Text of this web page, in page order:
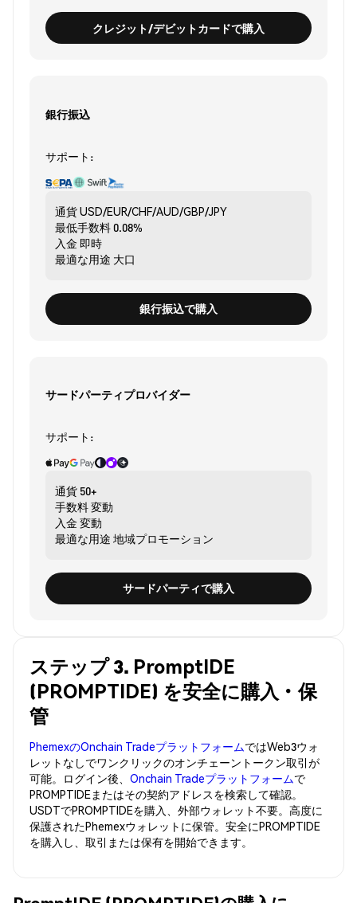
クレジット/デビットカードで購入
銀行振込
サポート:
通貨USD/EUR/CHF/AUD/GBP/JPY
最低手数料0.08%
入金 即時
最適な用途 大口
銀行振込で購入
サードパーティプロバイダー
サポート:
通貨 50+
手数料変動
入金 変動
最適な用途 地域プロモーション
サードパーティで購入
ステップ 3. PromptIDE
(PROMPTIDE) を安全に購入・保
管
PhemexのOnchain TradeプラットフォームではWeb3ウォ
レットなしでワンクリックのオンチェーントークン取引が
可能。ログイン後、 Onchain Tradeプラットフォームで
PROMPTIDEまたはその契約アドレスを検索して確認。
USDTでPROMPTIDEを購入、外部ウォレット不要。高度に
保護されたPhemexウォレットに保管。安全にPROMPTIDE
を購入し、取引または保有を開始できます。